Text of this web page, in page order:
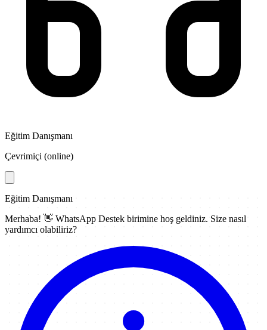
Eğitim Danışmanı
Çevrimiçi (online)
Eğitim Danışmanı
Merhaba! 👋 WhatsApp Destek birimine hoş geldiniz. Size nasıl
yardımcı olabiliriz?